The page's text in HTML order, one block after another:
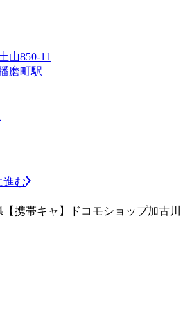
山850-11
磨町駅
進む
携帯キャ】ドコモショップ加古川